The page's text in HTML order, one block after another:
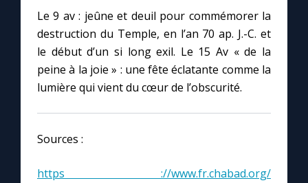
Le 9 av : jeûne et deuil pour commémorer la
destruction du Temple, en l’an 70 ap. J.-C. et
le début d’un si long exil. Le 15 Av « de la
peine à la joie » : une fête éclatante comme la
lumière qui vient du cœur de l’obscurité.
Sources :
https ://www.fr.chabad.org/